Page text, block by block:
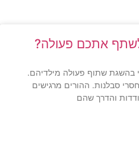
לשתף אתכם פעולה?
בהשגת שתוף פעולה מילדיהם.
סבלנות. ההורים מרגישים
והדרך שהם